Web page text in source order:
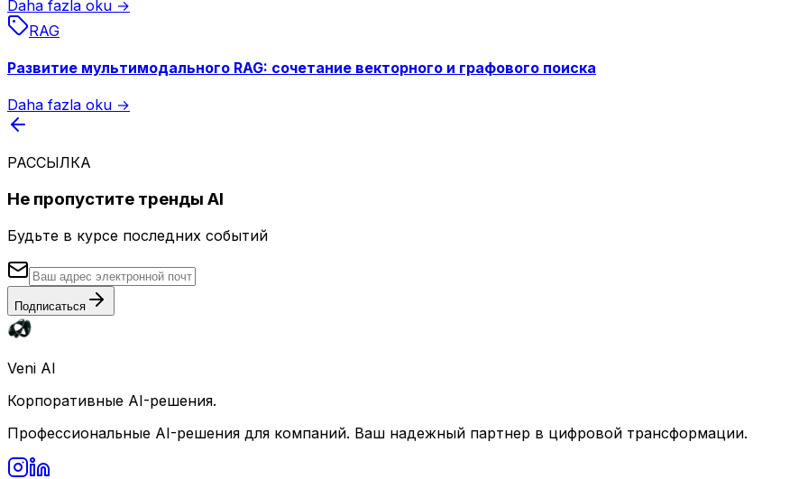
Daha fazla oku →
RAG
Развитие мультимодального RAG: сочетание векторного и графового поиска
Daha fazla oku →
РАССЫЛКА
Не пропустите тренды AI
Будьте в курсе последних событий
Подписаться
Veni AI
Корпоративные AI-решения.
Профессиональные AI-решения для компаний. Ваш надежный партнер в цифровой трансформации.